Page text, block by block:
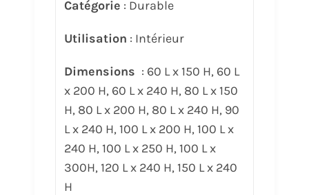
Catégorie : Durable
Utilisation : Intérieur
Dimensions : 60 L x 150 H, 60 L
x 200 H, 60 L x 240 H, 80 L x 150
H, 80 L x 200 H, 80 L x 240 H, 90
L x 240 H, 100 L x 200 H, 100 L x
240 H, 100 L x 250 H, 100 L x
300H, 120 L x 240 H, 150 L x 240
H